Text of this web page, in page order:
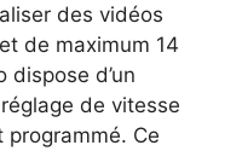
des vidéos
de maximum 14
dispose d’un
de vitesse
programmé. Ce